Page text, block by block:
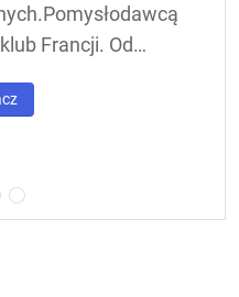
Francji. Od
nazywane były w
m.in. Warszawa.